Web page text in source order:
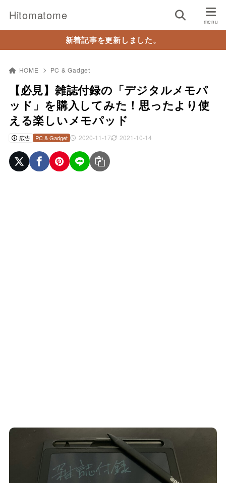
Hitomatome
新着記事を更新しました。
HOME PC & Gadget
【必見】雑誌付録の「デジタルメモパ
ッド」を購入してみた！思ったより使
える楽しいメモパッド
広告 2020-11-17 2021-10-14
PC & Gadget